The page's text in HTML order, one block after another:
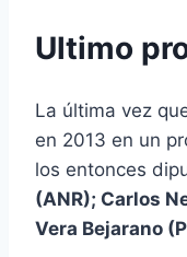
Ultimo
La última vez
en 2013 en un
los entonces
(ANR); Carlos
Vera Bejarano